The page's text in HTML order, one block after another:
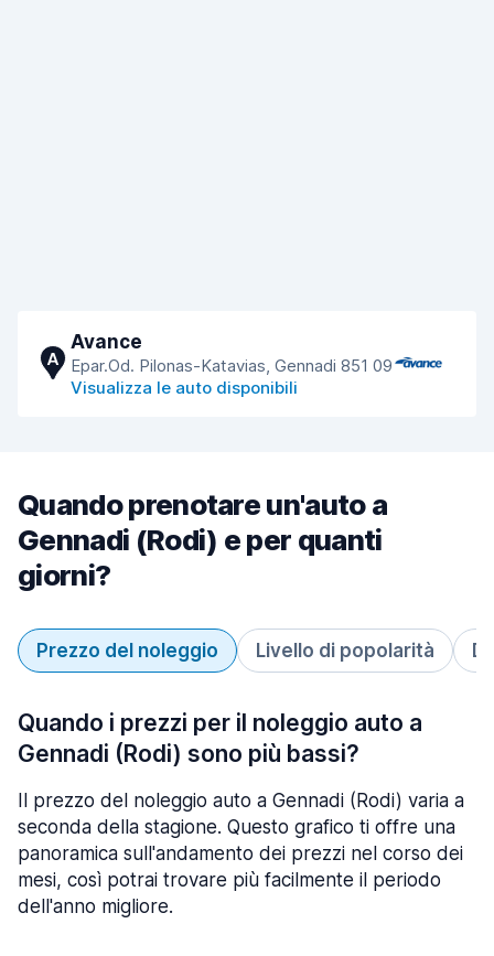
A
Avance
Epar.Od. Pilonas-Katavias, Gennadi 851 09
Visualizza le auto disponibili
Quando prenotare un'auto a
Gennadi (Rodi) e per quanti
giorni?
Prezzo del noleggio Livello di popolarità
Quando i prezzi per il noleggio auto a
Gennadi (Rodi) sono più bassi?
Il prezzo del noleggio auto a Gennadi (Rodi) varia a
seconda della stagione. Questo grafico ti offre una
panoramica sull'andamento dei prezzi nel corso dei
mesi, così potrai trovare più facilmente il periodo
dell'anno migliore.